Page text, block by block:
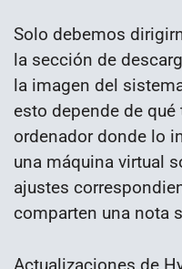
Solo debemos
la sección de
la imagen del
esto depende de
ordenador donde lo
una máquina virtual
ajustes
comparten una nota
Actualizaciones de